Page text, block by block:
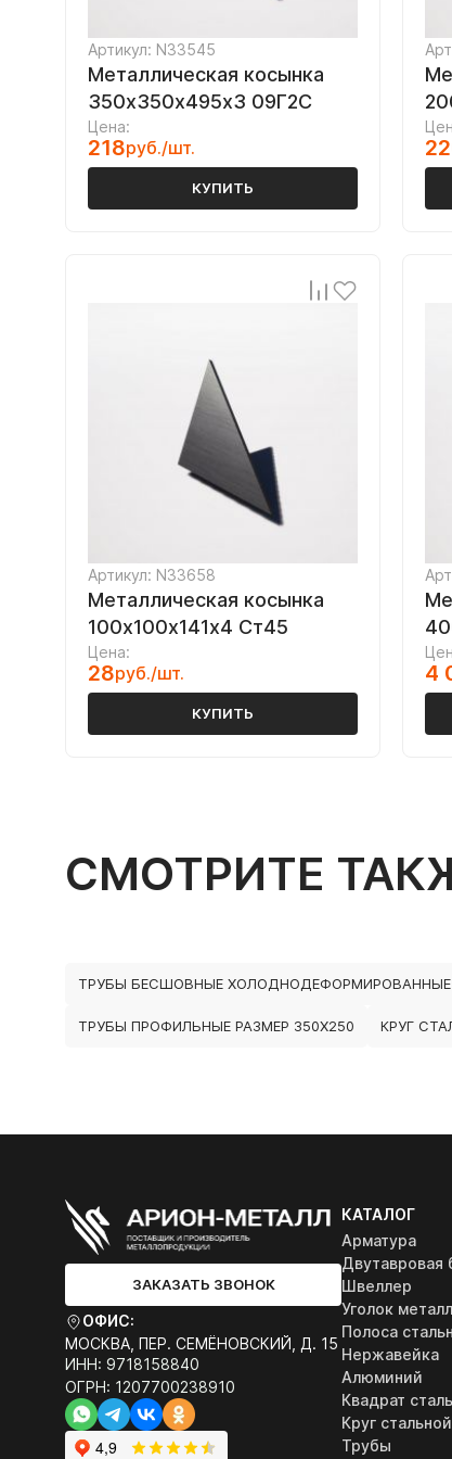
Артикул: N33545
Металлическая косынка
350х350х495х3 09Г2С
Цена:
218руб./шт.
КУПИТЬ
Артикул: N33658
Металлическая косынка
100х100х141х4 Ст45
Цена:
28руб./шт.
КУПИТЬ
4
СМОТРИТЕ
ТРУБЫ БЕСШОВНЫЕ ХОЛОДНОДЕФОРМИРОВАННЫЕ
ТРУБЫ ПРОФИЛЬНЫЕ РАЗМЕР 350Х250 КРУГ
ЗАКАЗАТЬ ЗВОНОК
ОФИС:
МОСКВА, ПЕР. СЕМЁНОВСКИЙ, Д. 15
ИНН: 9718158840
ОГРН: 1207700238910
КАТАЛОГ
Арматура
Двутавровая
Швеллер
Уголок
Полоса
Нержавейка
Алюминий
Квадрат
Круг стальной
Трубы